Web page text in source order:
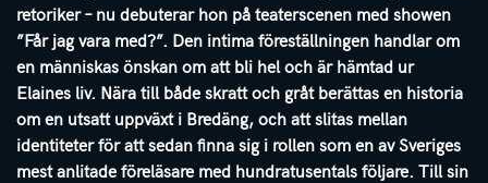
retoriker – nu debuterar hon på teaterscenen med showen
”Får jag vara med?”. Den intima föreställningen handlar om
en människas önskan om att bli hel och är hämtad ur
Elaines liv. Nära till både skratt och gråt berättas en historia
om en utsatt uppväxt i Bredäng, och att slitas mellan
identiteter för att sedan finna sig i rollen som en av Sveriges
mest anlitade föreläsare med hundratusentals följare. Till sin